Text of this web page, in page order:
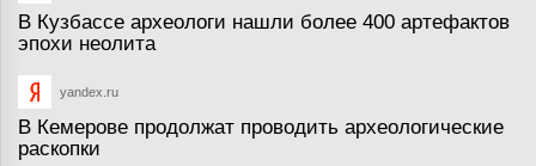
В Кузбассе археологи нашли более 400 артефактов
эпохи неолита
yandex.ru
В Кемерове продолжат проводить археологические
раскопки